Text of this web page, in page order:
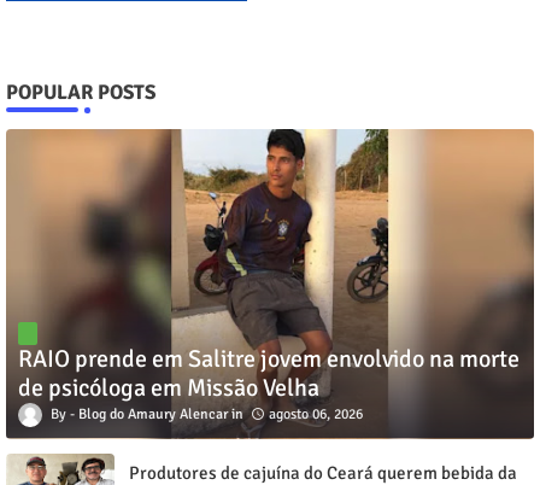
POPULAR POSTS
RAIO prende em Salitre jovem envolvido na morte
de psicóloga em Missão Velha
Blog do Amaury Alencar agosto 06, 2026
Produtores de cajuína do Ceará querem bebida da